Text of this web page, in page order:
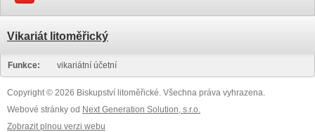
Vikariát litoměřický
Funkce: vikariátní účetní
Copyright © 2026 Biskupství litoměřické. Všechna práva vyhrazena.
Webové stránky od Next Generation Solution, s.r.o.
Zobrazit plnou verzi webu